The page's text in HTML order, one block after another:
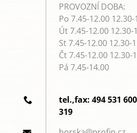
PROVOZNÍ DOBA:
Po 7.45-12.00 12.30-
Út 7.45-12.00 12.30-
St 7.45-12.00 12.30-
Čt 7.45-12.00 12.30-
Pá 7.45-14.00
tel.,fax: 494 531
319